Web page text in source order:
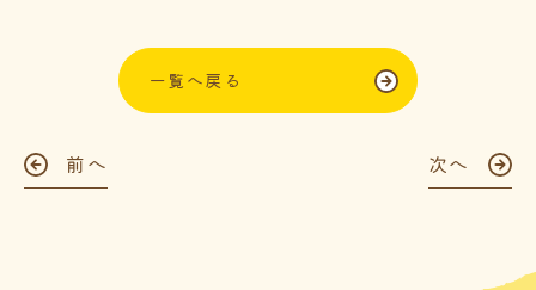
一覧へ戻る
前へ 次へ